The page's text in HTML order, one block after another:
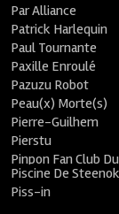
Par Alliance
Patrick Harlequin
Paul Tournante
Paxille Enroulé
Pazuzu Robot
Peau(x) Morte(s)
Pierre-Guilhem
Pierstu
Pinpon Fan Club
Piscine De
Piss-in